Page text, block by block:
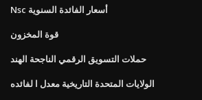
Nsc أسعار الفائدة السنوية
قوة المخزون
حملات التسويق الرقمي الناجحة الهند
الولايات المتحدة التاريخية معدل ا لفائده